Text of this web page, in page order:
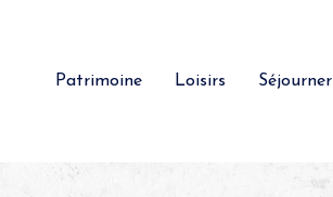
Patrimoine Loisirs Séjourner